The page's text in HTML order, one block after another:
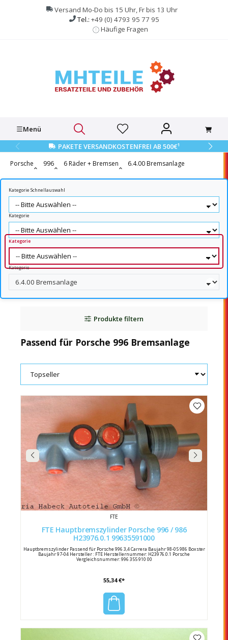
springen
Versand Mo-Do bis 15 Uhr, Fr bis 13 Uhr
Tel.: +49 (0) 4793 95 77 95
Häufige Fragen
Menü
PAKETE VERSANDKOSTENFREI AB 500€1
Porsche 996 6 Räder + Bremsen 6.4.00 Bremsanlage
Kategorie Schnellauswahl
Kategorie
Kategorie
Kategorie
Produkte filtern
Passend für Porsche 996 Bremsanlage
FTE
FTE Hauptbremszylinder Porsche 996 / 986
H23976.0.1 99635591000
Hauptbremszylinder Passend für Porsche 996 3,4 Carrera Baujahr 98-05 986 Boxster
Baujahr 97-04 Hersteller : FTE Herstellernummer: H23976.0.1 Porsche
Vergleichsnummer: 996 355 910 00
55,34 €*